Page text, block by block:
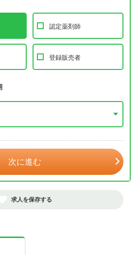
認定薬剤師
登録販売者
次に進む
求人を保存する